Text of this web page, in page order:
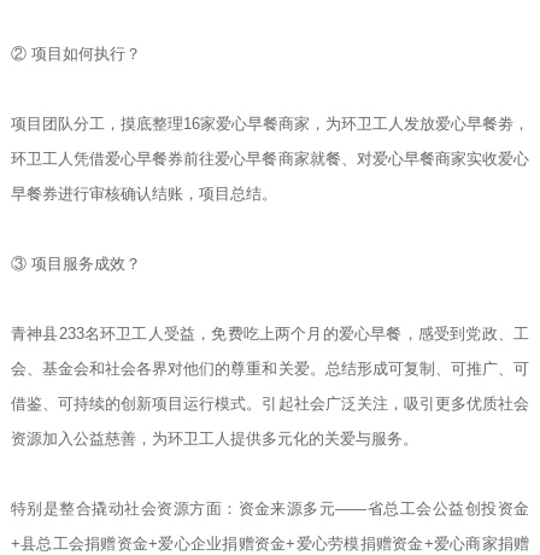
② 项目如何执行？
项目团队分工，摸底整理16家爱心早餐商家，为环卫工人发放爱心早餐劵，
环卫工人凭借爱心早餐券前往爱心早餐商家就餐、对爱心早餐商家实收爱心
早餐券进行审核确认结账，项目总结。
③ 项目服务成效？
青神县233名环卫工人受益，免费吃上两个月的爱心早餐，感受到党政、工
会、基金会和社会各界对他们的尊重和关爱。总结形成可复制、可推广、可
借鉴、可持续的创新项目运行模式。引起社会广泛关注，吸引更多优质社会
资源加入公益慈善，为环卫工人提供多元化的关爱与服务。
特别是整合撬动社会资源方面：资金来源多元——省总工会公益创投资金
+县总工会捐赠资金+爱心企业捐赠资金+爱心劳模捐赠资金+爱心商家捐赠